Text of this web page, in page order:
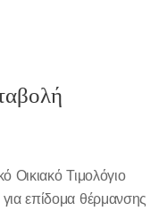
Οικιακό Τιμολόγιο
επίδομα θέρμανσης